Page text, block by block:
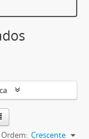
Ordem: Crescente